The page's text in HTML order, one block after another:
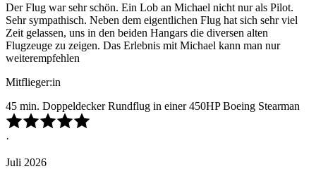
Der Flug war sehr schön. Ein Lob an Michael nicht nur als Pilot.
Sehr sympathisch. Neben dem eigentlichen Flug hat sich sehr viel
Zeit gelassen, uns in den beiden Hangars die diversen alten
Flugzeuge zu zeigen. Das Erlebnis mit Michael kann man nur
weiterempfehlen
Mitflieger:in
45 min. Doppeldecker Rundflug in einer 450HP Boeing Stearman
·
Juli 2026